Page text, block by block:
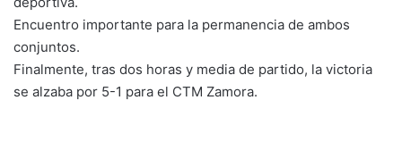
Encuentro importante para la permanencia de ambos
conjuntos.
Finalmente, tras dos horas y media de partido, la victoria
se alzaba por 5-1 para el CTM Zamora.